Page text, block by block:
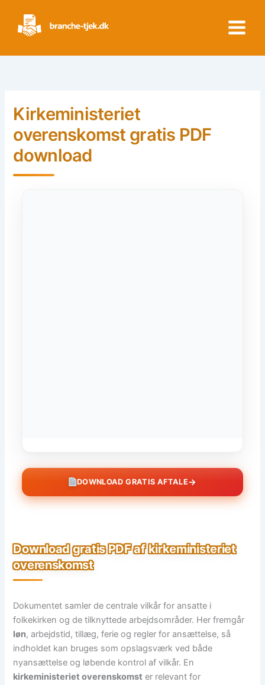
content
Kirkeministeriet
overenskomst gratis PDF
download
DOWNLOAD GRATIS AFTALE→
Download gratis PDF af kirkeministeriet
overenskomst
Dokumentet samler de centrale vilkår for ansatte i
folkekirken og de tilknyttede arbejdsområder. Her fremgår
løn, arbejdstid, tillæg, ferie og regler for ansættelse, så
indholdet kan bruges som opslagsværk ved både
nyansættelse og løbende kontrol af vilkår. En
kirkeministeriet overenskomst er relevant for